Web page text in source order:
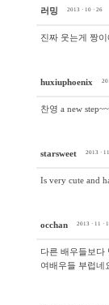
러밍 2013 · 10 · 26
진짜 웃는게 짱
huxiuphoenix
찬영 a new step~~
starsweet 2013 ·
Is very cute and
occhan 2013 · 11 ·
다른 배우들보다
여배우들 부럽네